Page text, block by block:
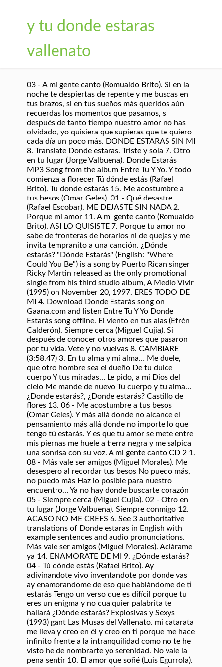
y tu donde estaras
vallenato
03 - A mi gente canto (Romualdo Brito). Si en la
noche te despiertas de repente y me buscas en
tus brazos, si en tus sueños más queridos aún
recuerdas los momentos que pasamos, si
después de tanto tiempo nuestro amor no has
olvidado, yo quisiera que supieras que te quiero
cada día un poco más. DONDE ESTARAS SIN MI
8. Translate Donde estaras. Triste y sola 7. Otro
en tu lugar (Jorge Valbuena). Donde Estarás
MP3 Song from the album Entre Tu Y Yo. Y todo
comienza a florecer Tú dónde estás (Rafael
Brito). Tu donde estarás 15. Me acostumbre a
tus besos (Omar Geles). 01 - Qué desastre
(Rafael Escobar). ME DEJASTE SIN NADA 2.
Porque mi amor 11. A mi gente canto (Romualdo
Brito). ASI LO QUISISTE 7. Porque tu amor no
sabe de fronteras de horarios ni de quejas y me
invita tempranito a una canción. ¿Dónde
estarás? "Dónde Estarás" (English: "Where
Could You Be") is a song by Puerto Rican singer
Ricky Martin released as the only promotional
single from his third studio album, A Medio Vivir
(1995) on November 20, 1997. ERES TODO DE
MI 4. Download Donde Estarás song on
Gaana.com and listen Entre Tu Y Yo Donde
Estarás song offline. El viento en tus alas (Efrén
Calderón). Siempre cerca (Miguel Cujia). Si
después de conocer otros amores que pasaron
por tu vida. Vete y no vuelvas 8. CAMBIARE
(3:58.47) 3. En tu alma y mi alma… Me duele,
que otro hombre sea el dueño De tu dulce
cuerpo Y tus miradas… Le pido, a mi Dios del
cielo Me mande de nuevo Tu cuerpo y tu alma…
¿Donde estarás?, ¿Donde estarás? Castillo de
flores 13. 06 - Me acostumbre a tus besos
(Omar Geles). Y más allá donde no alcance el
pensamiento más allá donde no importe lo que
tengo tú estarás. Y es que tu amor se mete entre
mis piernas me huele a tierra negra y me salpica
una sonrisa con su voz. A mi gente canto CD 2 1.
08 - Más vale ser amigos (Miguel Morales). Me
desespero al recordar tus besos No puedo más,
no puedo más Haz lo posible para nuestro
encuentro… Ya no hay donde buscarte corazón
05 - Siempre cerca (Miguel Cujia). 02 - Otro en
tu lugar (Jorge Valbuena). Siempre conmigo 12.
ACASO NO ME CREES 6. See 3 authoritative
translations of Donde estaras in English with
example sentences and audio pronunciations.
Más vale ser amigos (Miguel Morales). Aclárame
ya 14. ENAMORATE DE MI 9. ¿Dónde estarás?
04 - Tú dónde estás (Rafael Brito). Ay
adivinandote vivo inventandote por donde vas
ay enamorandome de eso que hablándome de ti
estarás Tengo un verso que es difícil porque tu
eres un enigma y no cualquier palabrita te
hallará ¿Dónde estarás? Explosivas y Sexys
(1993) gant Las Musas del Vallenato. mi catarata
me lleva y creo en él y creo en ti porque me hace
infinito frente a la intranquilidad como no te he
visto he de nombrarte yo serenidad. No vale la
pena sentir 10. El amor que soñé (Luis Egurrola).